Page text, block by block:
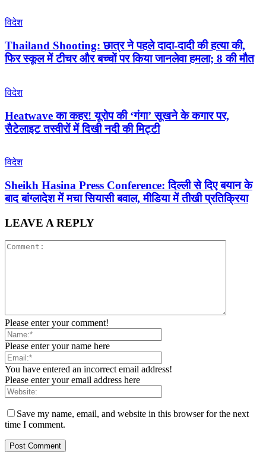
विदेश
Thailand Shooting: छात्र ने पहले दादा-दादी की हत्या की,
फिर स्कूल में टीचर और बच्चों पर किया जानलेवा हमला; 8 की मौत
विदेश
Heatwave का कहर! यूरोप की ‘गंगा’ सूखने के कगार पर,
सैटेलाइट तस्वीरों में दिखी नदी की मिट्टी
विदेश
Sheikh Hasina Press Conference: दिल्ली से दिए बयान के
बाद बांग्लादेश में मचा सियासी बवाल, मीडिया में तीखी प्रतिक्रिया
LEAVE A REPLY
Please enter your comment!
Please enter your name here
You have entered an incorrect email address!
Please enter your email address here
Save my name, email, and website in this browser for the next
time I comment.